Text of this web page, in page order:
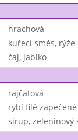
hrachová
kuřecí směs, rýže
čaj, jablko
rajčatová
rybí filé
sirup, zeleninový